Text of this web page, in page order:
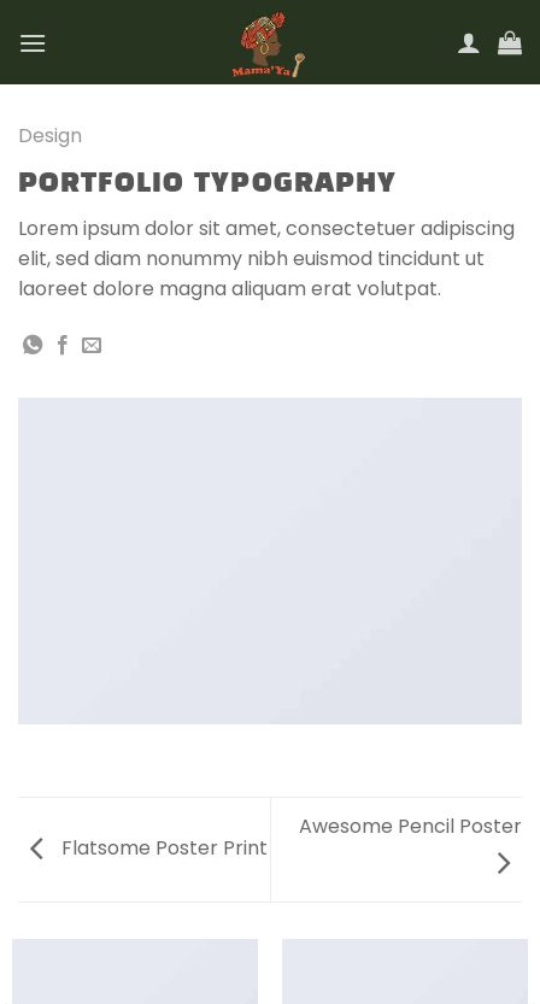
au
Design
PORTFOLIO TYPOGRAPHY
Lorem ipsum dolor sit amet, consectetuer adipiscing
elit, sed diam nonummy nibh euismod tincidunt ut
laoreet dolore magna aliquam erat volutpat.
Flatsome Poster Print
Awesome Pencil Poster